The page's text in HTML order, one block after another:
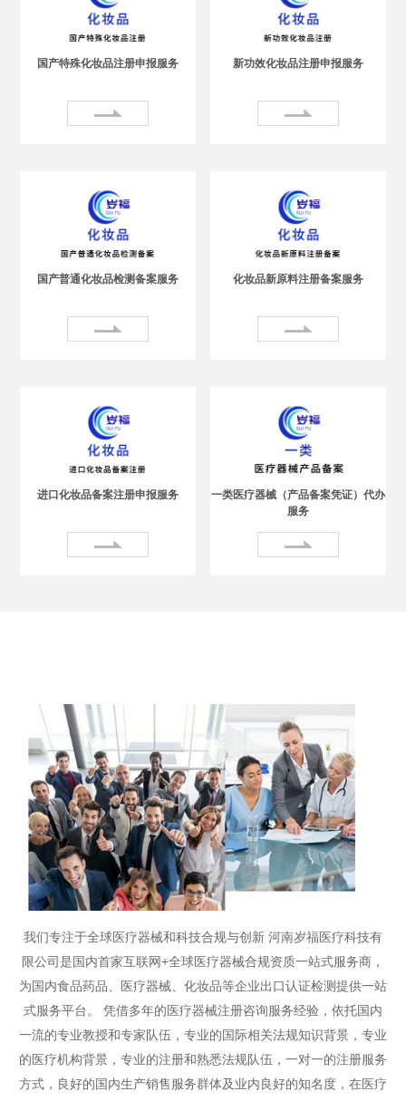
国产特殊化妆品注册申报服务 新功效化妆品注册申报服务
国产普通化妆品检测备案服务 化妆品新原料注册备案服务
进口化妆品备案注册申报服务
一类医疗器械（产品备案凭证）代办
服务
我们专注于全球医疗器械和科技合规与创新 河南岁福医疗科技有
限公司是国内首家互联网+全球医疗器械合规资质一站式服务商，
为国内食品药品、医疗器械、化妆品等企业出口认证检测提供一站
式服务平台。 凭借多年的医疗器械注册咨询服务经验，依托国内
一流的专业教授和专家队伍，专业的国际相关法规知识背景，专业
的医疗机构背景，专业的注册和熟悉法规队伍，一对一的注册服务
方式，良好的国内生产销售服务群体及业内良好的知名度，在医疗